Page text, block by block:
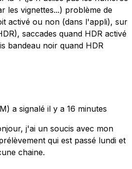
les vignettes...) problème de
activé ou non (dans l'appli), sur
saccades quand HDR activé
bandeau noir quand HDR
a signalé il y a 16 minutes
j'ai un soucis avec mon
qui est passé lundi et
chaine.